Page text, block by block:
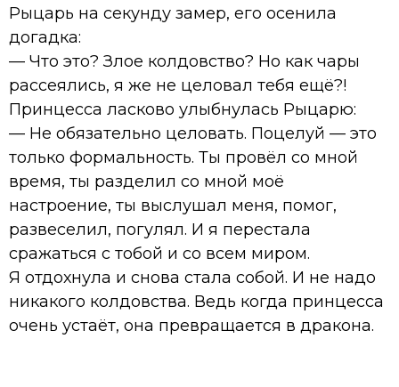
Рыцарь на секунду замер, его осенила
догадка:
— Что это? Злое колдовство? Но как чары
рассеялись, я же не целовал тебя ещё?!
Принцесса ласково улыбнулась Рыцарю:
— Не обязательно целовать. Поцелуй — это
только формальность. Ты провёл со мной
время, ты разделил со мной моё
настроение, ты выслушал меня, помог,
развеселил, погулял. И я перестала
сражаться с тобой и со всем миром.
Я отдохнула и снова стала собой. И не надо
никакого колдовства. Ведь когда принцесса
очень устаёт, она превращается в дракона.